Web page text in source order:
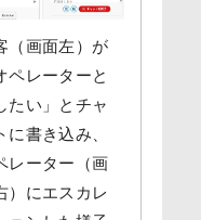
（画面左）が
ペレーターと
たい」とチャ
に書き込み、
レーター（画
）にエスカレ